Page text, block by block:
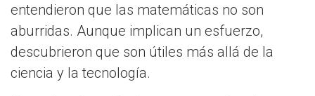
entendieron que las matemáticas no son
aburridas. Aunque implican un esfuerzo,
descubrieron que son útiles más allá de la
ciencia y la tecnología.